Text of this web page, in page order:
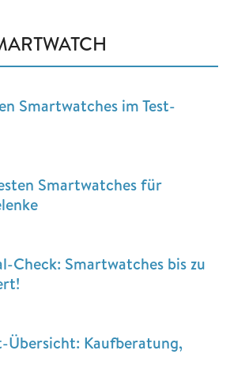
Smartwatches im Test-
Smartwatches für
Check: Smartwatches bis zu
Übersicht: Kaufberatung,